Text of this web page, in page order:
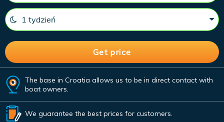
The base in Croatia allows us to be in direct contact with
boat owners.
We guarantee the best prices for customers.